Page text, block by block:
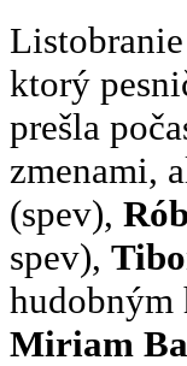
ktorý
prešla
zmenami,
(spev),
spev),
hudobným
Miriam